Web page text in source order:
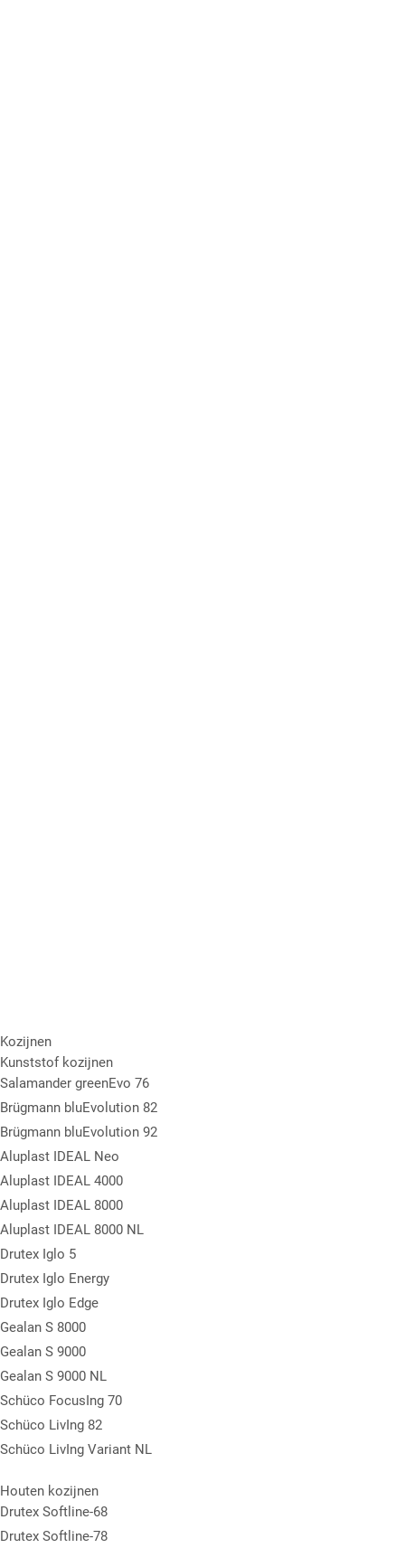
Kozijnen
Kunststof kozijnen
Salamander greenEvo 76
Brügmann bluEvolution 82
Brügmann bluEvolution 92
Aluplast IDEAL Neo
Aluplast IDEAL 4000
Aluplast IDEAL 8000
Aluplast IDEAL 8000 NL
Drutex Iglo 5
Drutex Iglo Energy
Drutex Iglo Edge
Gealan S 8000
Gealan S 9000
Gealan S 9000 NL
Schüco FocusIng 70
Schüco LivIng 82
Schüco LivIng Variant NL
Houten kozijnen
Drutex Softline-68
Drutex Softline-78